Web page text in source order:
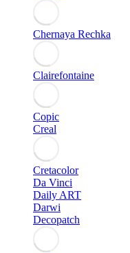
Chernaya Rechka
Clairefontaine
Copic
Creal
Cretacolor
Da Vinci
Daily ART
Darwi
Decopatch